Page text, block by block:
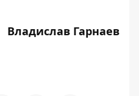
Владислав Гарнаев